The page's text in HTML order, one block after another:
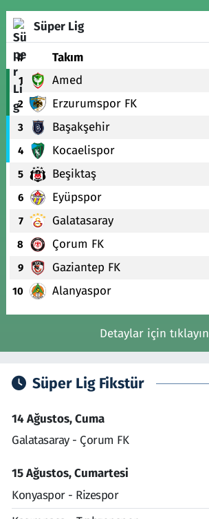
Süper Lig
# Takım
1 Amed
2 Erzurumspor FK
3 Başakşehir
4 Kocaelispor
5 Beşiktaş
6 Eyüpspor
7 Galatasaray
8 Çorum FK
9 Gaziantep FK
10 Alanyaspor
Detaylar için tıklayın
Süper Lig Fikstür
14 Ağustos, Cuma
Galatasaray - Çorum FK
15 Ağustos, Cumartesi
Konyaspor - Rizespor